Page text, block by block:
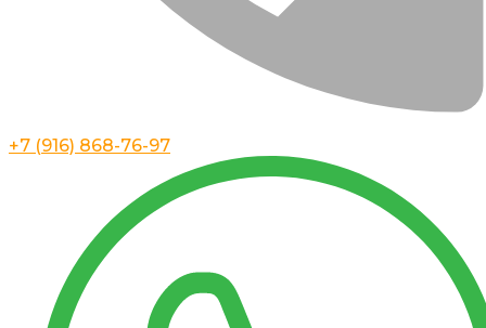
+7 (916) 868-76-97